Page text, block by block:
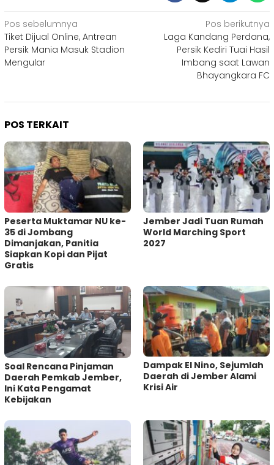
Navigasi
pos
Pos sebelumnya
Tiket Dijual Online, Antrean
Persik Mania Masuk Stadion
Mengular
Pos berikutnya
Laga Kandang Perdana,
Persik Kediri Tuai Hasil
Imbang saat Lawan
Bhayangkara FC
POS TERKAIT
Peserta Muktamar NU ke-
35 di Jombang
Dimanjakan, Panitia
Siapkan Kopi dan Pijat
Gratis
Jember Jadi Tuan Rumah
World Marching Sport
2027
‎Soal Rencana Pinjaman
Daerah Pemkab Jember,
Ini Kata Pengamat
Kebijakan ‎
Dampak El Nino, Sejumlah
Daerah di Jember Alami
Krisi Air